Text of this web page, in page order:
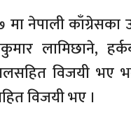
नेपाली काँग्रेसका
लामिछाने,
विजयी भए
विजयी भए ।